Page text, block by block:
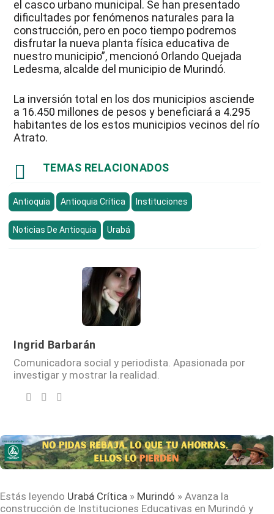
el casco urbano municipal. Se han presentado
dificultades por fenómenos naturales para la
construcción, pero en poco tiempo podremos
disfrutar la nueva planta física educativa de
nuestro municipio”, mencionó Orlando Quejada
Ledesma, alcalde del municipio de Murindó.
La inversión total en los dos municipios asciende
a 16.450 millones de pesos y beneficiará a 4.295
habitantes de los estos municipios vecinos del río
Atrato.
 TEMAS RELACIONADOS
Antioquia Antioquia Crítica Instituciones
Noticias De Antioquia Urabá
Ingrid Barbarán
Comunicadora social y periodista. Apasionada por
investigar y mostrar la realidad.
Estás leyendo Urabá Crítica » Murindó » Avanza la
construcción de Instituciones Educativas en Murindó y